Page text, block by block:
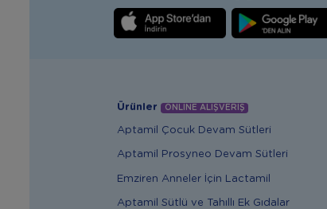
Ürünler ONLİNE ALIŞVERİŞ
Aptamil Çocuk Devam Sütleri
Aptamil Prosyneo Devam Sütleri
Emziren Anneler İçin Lactamil
Aptamil Sütlü ve Tahıllı Ek Gıdalar